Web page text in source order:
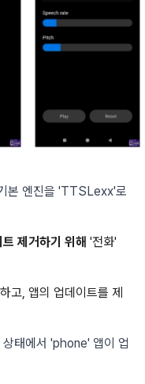
본 엔진을 'TTSLexx'로
제거하기 위해 '전화'
고, 앱의 업데이트를 제
상태에서 'phone' 앱이 업